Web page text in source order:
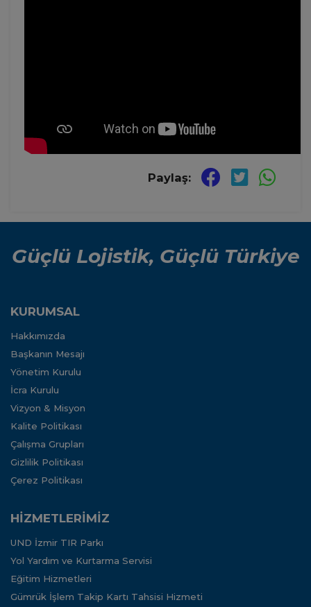
Paylaş:
Güçlü Lojistik, Güçlü Türkiye
KURUMSAL
Hakkımızda
Başkanın Mesajı
Yönetim Kurulu
İcra Kurulu
Vizyon & Misyon
Kalite Politikası
Çalışma Grupları
Gizlilik Politikası
Çerez Politikası
HİZMETLERİMİZ
UND İzmir TIR Parkı
Yol Yardım ve Kurtarma Servisi
Eğitim Hizmetleri
Gümrük İşlem Takip Kartı Tahsisi Hizmeti